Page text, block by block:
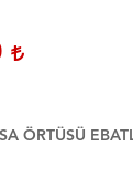
ÖRTÜSÜ